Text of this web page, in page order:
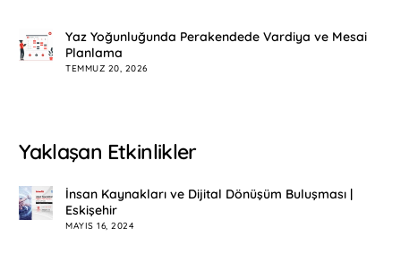
Yaz Yoğunluğunda Perakendede Vardiya ve Mesai
Planlama
TEMMUZ 20, 2026
Yaklaşan Etkinlikler
İnsan Kaynakları ve Dijital Dönüşüm Buluşması |
Eskişehir
MAYIS 16, 2024